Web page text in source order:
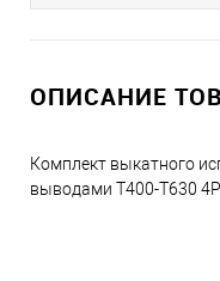
ОПИСАНИЕ
Комплект выкатного
выводами T400-T630 4P